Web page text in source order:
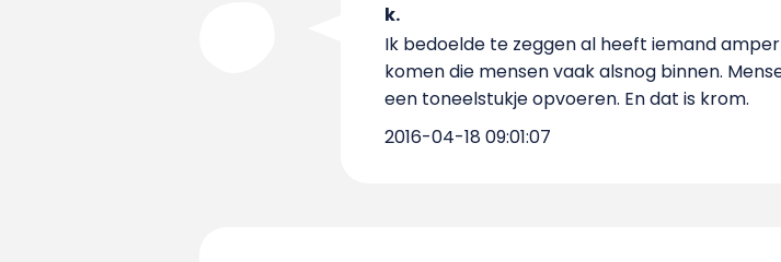
k.
Ik bedoelde te zeggen al heeft iemand
komen die mensen vaak alsnog binnen.
een toneelstukje opvoeren. En dat is krom.
2016-04-18 09:01:07